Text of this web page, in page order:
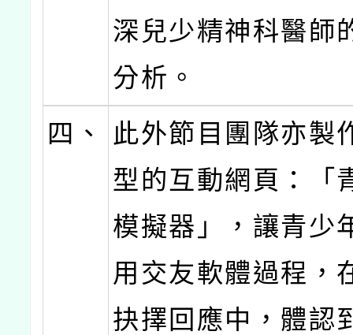
深兒少精神科醫師
分析。
四、
此外節目團隊亦製
型的互動網頁：「
模擬器」，讓青少
用交友軟體過程，
抉擇回應中，體認